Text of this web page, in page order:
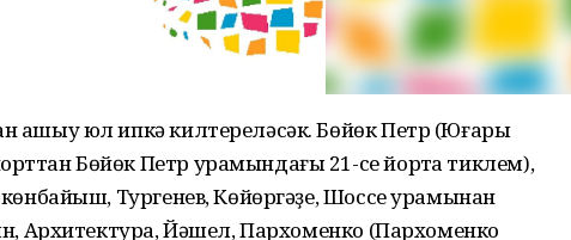
ашыу юл ипкә килтереләсәк. Бөйөк Петр (Юғары
Бөйөк Петр урамындағы 21-се йортҡа тиклем),
көнбайыш, Тургенев, Көйөргәҙе, Шоссе урамынан
Архитектура, Йәшел, Пархоменко (Пархоменко